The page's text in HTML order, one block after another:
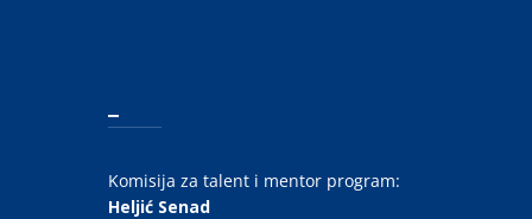
Komisija za talent i mentor program:
Heljić Senad